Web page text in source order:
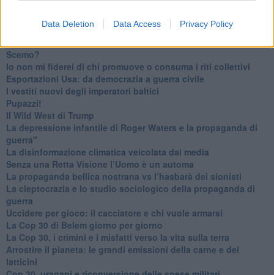
Data Deletion Data Access Privacy Policy
L’italiano vero e la paura che al referendum vinca il No
​Complottismo o capitalismo globale?
Scemo?
​Io non mi fiderei di chi promuove o consuma i riti collettivi
Esportazioni Usa: da democrazia a guerra civile
​I vestiti nuovi degli imperatori baltici
​Pupazzi!
​Il Wild West di Trump
​La depressione infantile di Roger Waters e la propaganda di
guerra"
​La disinformazione climatica veicolata dai media
Senza una Retta Visione l’Uomo è un automa
​La propaganda bellica nostrana vs l’hasbarà dei sionisti
​La cleptocrazia e lo studio sociologico della propaganda di
guerra
​Uccidere per gioco: il cacciatore e chi vuole armarsi
​La Cop 30 di Belem giorno per giorno
La Cop 30, i crimini e i misfatti verso la vita sulla terra
Arrostire il pianeta: le grandi emissioni della carne e dei
latticini